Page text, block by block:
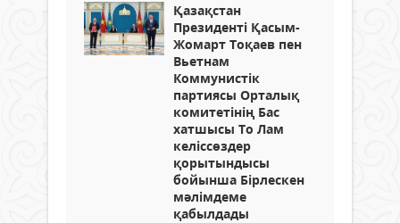
Қазақстан
Президенті Қасым-
Жомарт Тоқаев пен
Вьетнам
Коммунистік
партиясы Орталық
комитетінің Бас
хатшысы То Лам
келіссөздер
қорытындысы
бойынша Бірлескен
мәлімдеме
қабылдады